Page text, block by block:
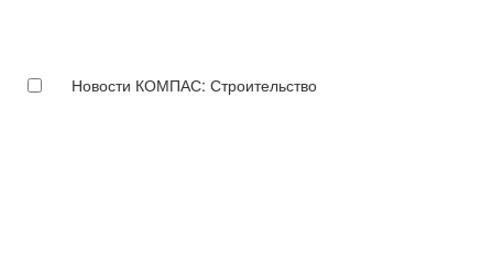
Новости КОМПАС: Строительство